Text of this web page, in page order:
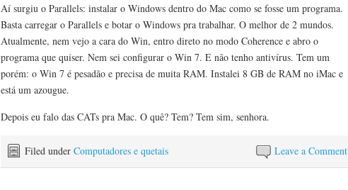
Aí surgiu o Parallels: instalar o Windows dentro do Mac como se fosse um programa.
Basta carregar o Parallels e botar o Windows pra trabalhar. O melhor de 2 mundos.
Atualmente, nem vejo a cara do Win, entro direto no modo Coherence e abro o
programa que quiser. Nem sei configurar o Win 7. E não tenho antivírus. Tem um
porém: o Win 7 é pesadão e precisa de muita RAM. Instalei 8 GB de RAM no iMac e
está um azougue.
Depois eu falo das CATs pra Mac. O quê? Tem? Tem sim, senhora.
Leave a Comment
Filed under Computadores e quetais